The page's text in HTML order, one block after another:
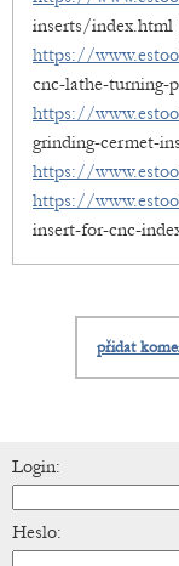
inserts/index.html
https://
cnc-lathe-
https://
grinding-cermet-
https://
https://
insert-for-cnc-
přidat
Login:
Heslo: